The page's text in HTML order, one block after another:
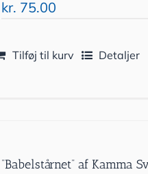
kr. 75.00
Tilføj til kurv Detaljer
”Babelstårnet” af Kamma